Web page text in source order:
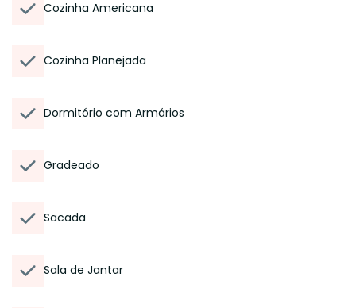
Cozinha Americana
Cozinha Planejada
Dormitório com Armários
Gradeado
Sacada
Sala de Jantar